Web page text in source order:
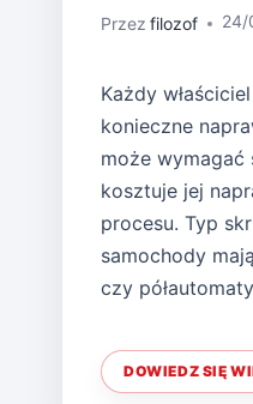
Przez filozof 24/
Każdy
konieczne
może wymagać
kosztuje jej
procesu. Typ
samochody
czy
DOWIEDZ SIĘILE